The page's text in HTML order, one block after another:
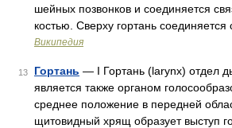
шейных позвонков и соединяется
костью. Сверху гортань соединяется
Википедия
13 Гортань — I Гортань (larynx) отдел
является также органом
среднее положение в передней
щитовидный хрящ образует выступ